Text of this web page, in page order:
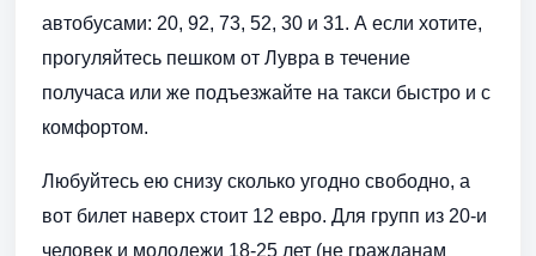
автобусами: 20, 92, 73, 52, 30 и 31. А если хотите,
прогуляйтесь пешком от Лувра в течение
получаса или же подъезжайте на такси быстро и с
комфортом.
Любуйтесь ею снизу сколько угодно свободно, а
вот билет наверх стоит 12 евро. Для групп из 20-и
человек и молодежи 18-25 лет (не гражданам